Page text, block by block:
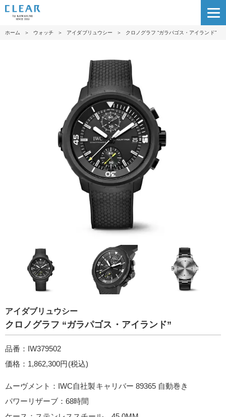
ホーム ＞ ウォッチ ＞ アイダブリュウシー ＞ クロノグラフ “ガラパゴス・アイランド”
アイダブリュウシー
クロノグラフ “ガラパゴス・アイランド”
品番：IW379502
価格：1,862,300円(税込)
ムーヴメント：IWC自社製キャリバー 89365 自動巻き
パワーリザーブ：68時間